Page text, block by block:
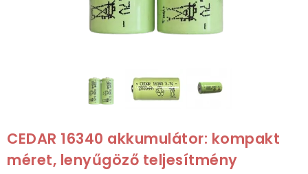
CEDAR 16340 akkumulátor: kompakt
méret, lenyűgöző teljesítmény